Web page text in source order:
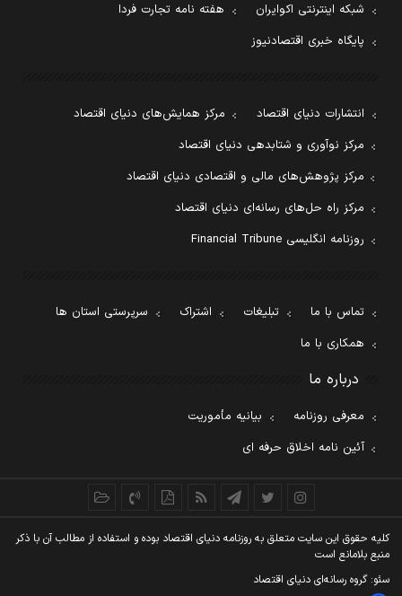
شبکه اینترنتی اکوایران
هفته نامه تجارت فردا
پایگاه خبری اقتصادنیوز
انتشارات دنیای اقتصاد
مرکز همایش‌های دنیای اقتصاد
مرکز نوآوری و شتابدهی دنیای اقتصاد
مرکز پژوهش‌های مالی و اقتصادی دنیای اقتصاد
مرکز راه حل‌های رسانه‌ای دنیای اقتصاد
روزنامه انگلیسی Financial Tribune
تماس با ما تبلیغات اشتراک
سرپرستی استان ها
همکاری با ما
درباره ما
معرفی روزنامه
بیانیه مأموریت
آئین نامه اخلاق حرفه ای
کليه حقوق اين سايت متعلق به روزنامه دنيای اقتصاد بوده و استفاده از مطالب آن با ذکر
منبع بلامانع است
سئو: گروه رسانه‌ای دنیای اقتصاد